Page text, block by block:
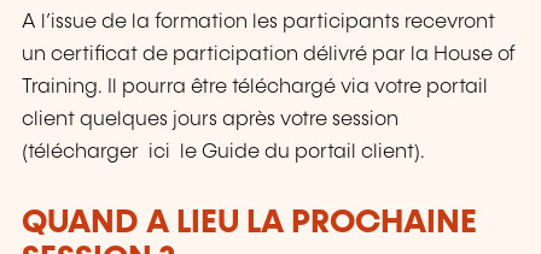
A l’issue de la formation les participants recevront
un certificat de participation délivré par la House of
Training. Il pourra être téléchargé via votre portail
client quelques jours après votre session
(télécharger ici le Guide du portail client).
QUAND A LIEU LA PROCHAINE